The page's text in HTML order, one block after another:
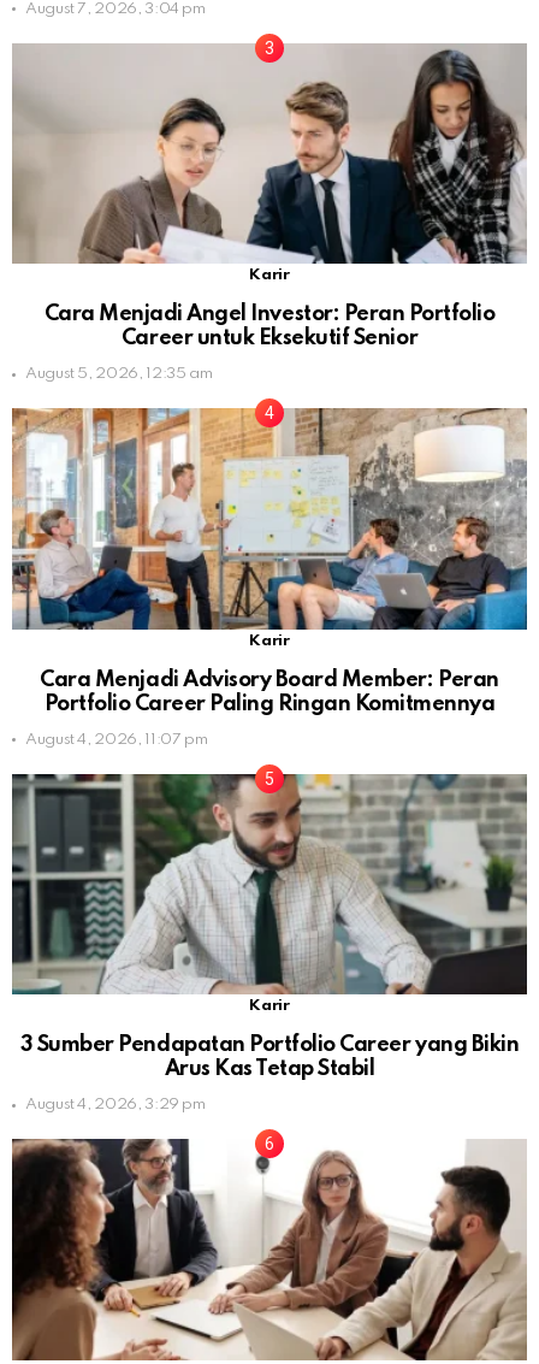
August 7, 2026, 3:04 pm
Karir
Cara Menjadi Angel Investor: Peran Portfolio
Career untuk Eksekutif Senior
August 5, 2026, 12:35 am
Karir
Cara Menjadi Advisory Board Member: Peran
Portfolio Career Paling Ringan Komitmennya
August 4, 2026, 11:07 pm
Karir
3 Sumber Pendapatan Portfolio Career yang Bikin
Arus Kas Tetap Stabil
August 4, 2026, 3:29 pm